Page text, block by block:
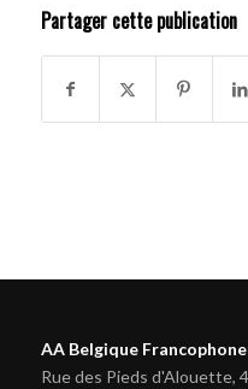
Partager cette publication
AA Belgique Francophone
Rue des Pieds d'Alouette,